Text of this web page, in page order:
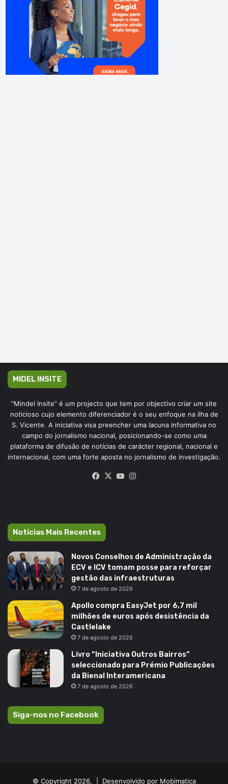
MIDEL INSITE
“Mindel Insite” é um projecto que tem por objectivo criar um site
noticioso cujo elemento diferenciador é o seu enfoque na ilha de
S. Vicente. A iniciativa visa preencher uma lacuna informativa no
campo do jornalismo nacional, posicionando-se como uma
plataforma de difusão de notícias de carácter regional, nacional e
internacional, com uma forte aposta no jornalismo de investigação.
Facebook
X YouTube
Noticias Mais Recentes
Novos Conselhos de Administração da
ECV e ICV tomam posse para reforçar
gestão das infraestruturas
7 de agosto de 2026
Apollo compra EasyJet por 6,7 mil
milhões de euros após desistência da
Castlelake
7 de agosto de 2026
Livro “Iniciativa Outros Bairros”
seleccionado para Prémio Publicações
da Bienal Interamericana
7 de agosto de 2026
Siga-nos no Facebook
© Copyright 2026, | Desenvolvido por Mobimatica